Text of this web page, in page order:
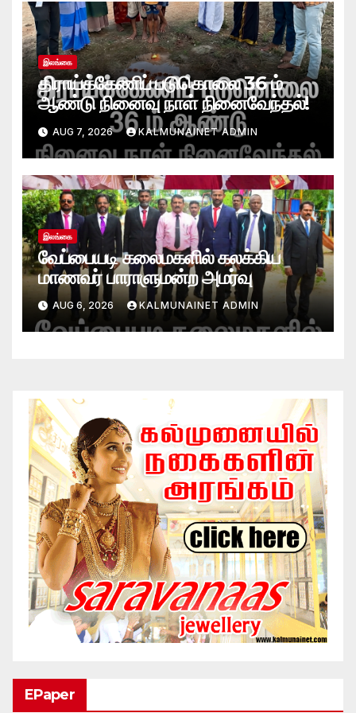
இலங்கை
திராய்க்கேணிப் படுகொலை 36 ம்
ஆண்டு நினைவு நாள் நினைவேந்தல்!
AUG 7, 2026 KALMUNAINET ADMIN
இலங்கை
வேப்பையடி கலைமகளில் கலக்கிய
மாணவர் பாராளுமன்ற அமர்வு
AUG 6, 2026 KALMUNAINET ADMIN
EPaper